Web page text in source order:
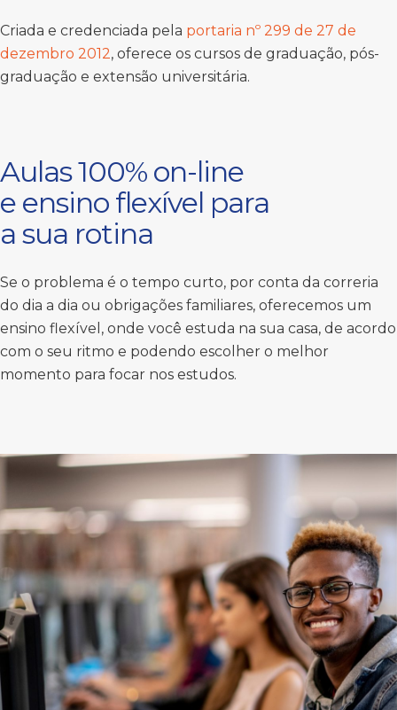
Criada e credenciada pela portaria nº 299 de 27 de
dezembro 2012, oferece os cursos de graduação, pós-
graduação e extensão universitária.
Aulas 100% on-line
e ensino flexível para
a sua rotina
Se o problema é o tempo curto, por conta da correria
do dia a dia ou obrigações familiares, oferecemos um
ensino flexível, onde você estuda na sua casa, de acordo
com o seu ritmo e podendo escolher o melhor
momento para focar nos estudos.